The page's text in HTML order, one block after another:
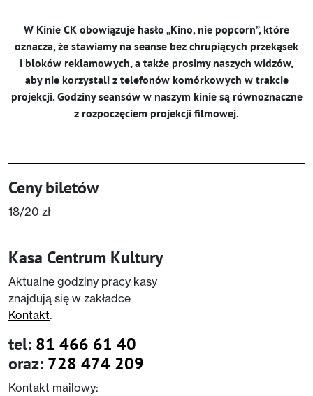
W Kinie CK obowiązuje hasło „Kino, nie popcorn”, które
oznacza, że stawiamy na seanse bez chrupiących przekąsek
i bloków reklamowych, a także prosimy naszych widzów,
aby nie korzystali z telefonów komórkowych w trakcie
projekcji. Godziny seansów w naszym kinie są równoznaczne
z rozpoczęciem projekcji filmowej.
Ceny biletów
18/20 zł
Kasa Centrum Kultury
Aktualne godziny pracy kasy
znajdują się w zakładce
Kontakt.
tel: 81 466 61 40
oraz: 728 474 209
Kontakt mailowy: